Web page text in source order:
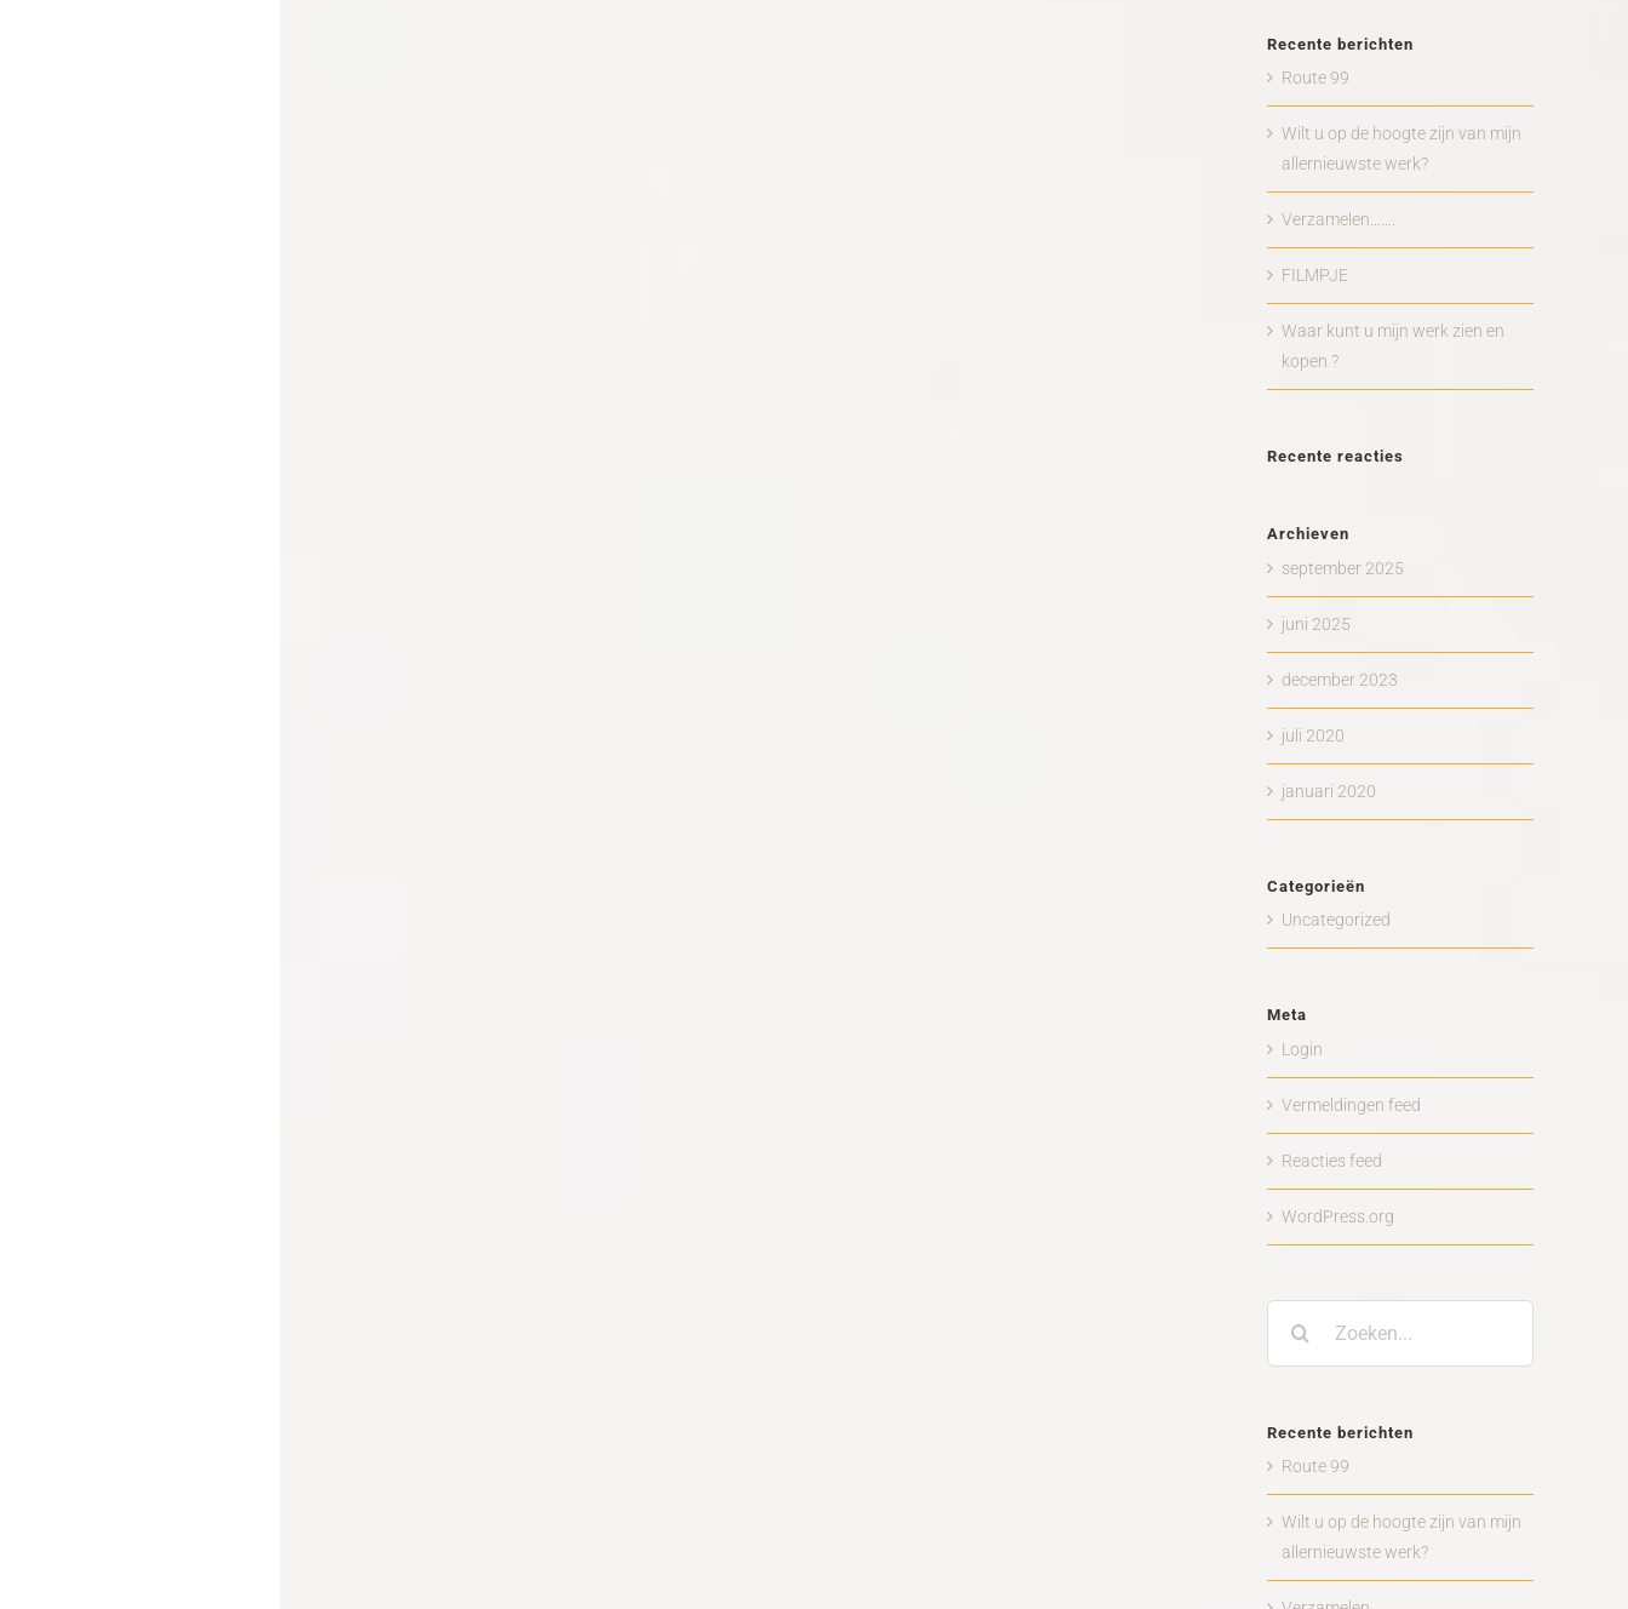
Recente berichten
Route 99
Wilt u op de hoogte zijn van mijn
allernieuwste werk?
Verzamelen…….
FILMPJE
Waar kunt u mijn werk zien en
kopen ?
Recente reacties
Archieven
september 2025
juni 2025
december 2023
juli 2020
januari 2020
Categorieën
Uncategorized
Meta
Login
Vermeldingen feed
Reacties feed
WordPress.org
naar:
Recente berichten
Route 99
Wilt u op de hoogte zijn van mijn
allernieuwste werk?